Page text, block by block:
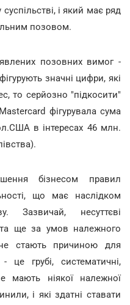
і який має ряд
позовом.
позовних вимог -
значні цифри, які
то серйозно "підкосити"
фігурувала сума
в інтересах 46 млн.
бізнесом правил
що має наслідком
Зазвичай, несуттєві
ще за умов належного
стають причиною для
це грубі, систематичні,
мають ніякої належної
і які здатні ставати